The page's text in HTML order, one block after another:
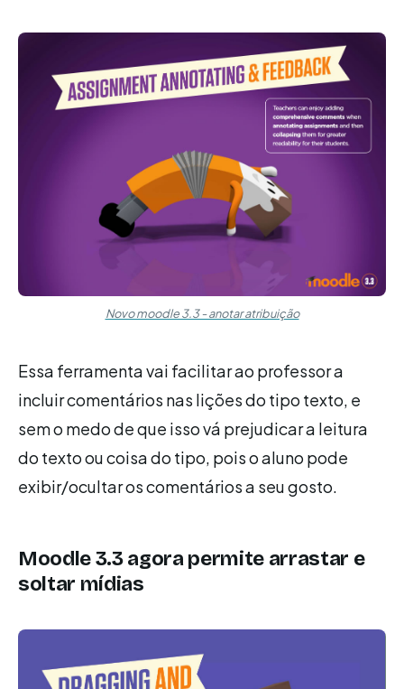
Novo moodle 3.3 - anotar atribuição
Essa ferramenta vai facilitar ao professor a
incluir comentários nas lições do tipo texto, e
sem o medo de que isso vá prejudicar a leitura
do texto ou coisa do tipo, pois o aluno pode
exibir/ocultar os comentários a seu gosto.
Moodle 3.3 agora permite arrastar e
soltar mídias